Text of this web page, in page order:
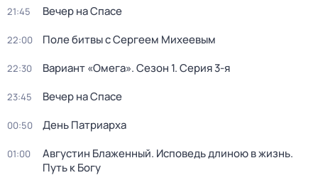
21:45 Вечер на Спасе
22:00 Поле битвы с Сергеем Михеевым
22:30 Вариант «Омега». Сезон 1. Серия 3-я
23:45 Вечер на Спасе
00:50 День Патриарха
01:00
Августин Блаженный. Исповедь длиною в жизнь.
Путь к Богу